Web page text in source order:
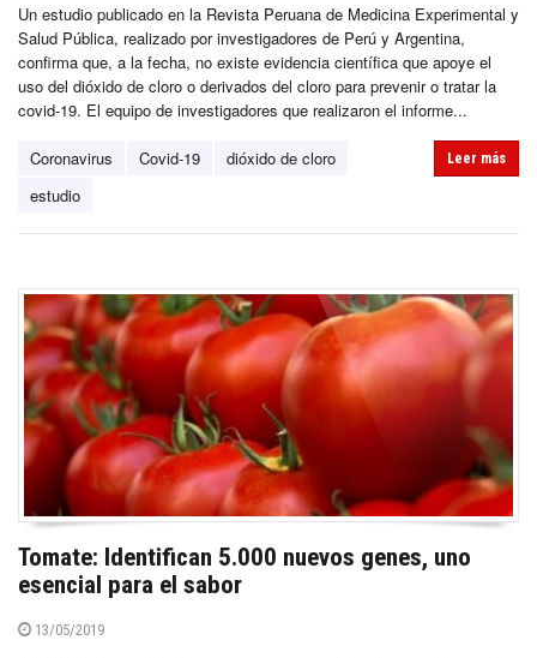
Un estudio publicado en la Revista Peruana de Medicina Experimental y
Salud Pública, realizado por investigadores de Perú y Argentina,
confirma que, a la fecha, no existe evidencia científica que apoye el
uso del dióxido de cloro o derivados del cloro para prevenir o tratar la
covid-19. El equipo de investigadores que realizaron el informe...
Coronavirus Covid-19
dióxido de cloro
estudio
Leer más
Tomate: Identifican 5.000 nuevos genes, uno
esencial para el sabor
13/05/2019